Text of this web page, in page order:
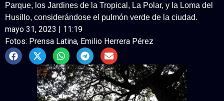
Parque, los Jardines de la Tropical, La Polar, y la Loma del
Husillo, considerándose el pulmón verde de la ciudad.
mayo 31, 2023 | 11:19
Fotos: Prensa Latina, Emilio Herrera Pérez